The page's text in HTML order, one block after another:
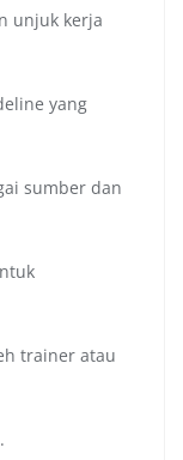
unjuk kerja
yang
sumber dan
trainer atau